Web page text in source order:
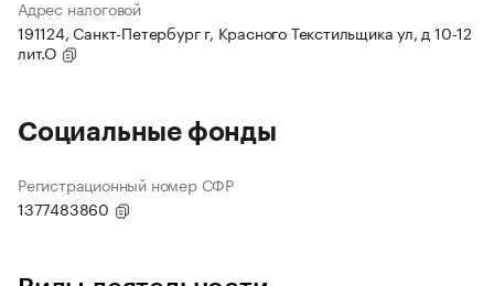
Адрес налоговой
191124, Санкт-Петербург г, Красного Текстильщика ул, д 10-12
лит.О
Социальные фонды
Регистрационный номер СФР
1377483860